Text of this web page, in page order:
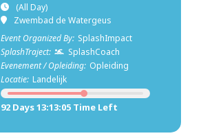
(All Day)
Zwembad de Watergeus
Event Organized By: SplashImpact
SplashTraject:
SplashCoach
Evenement / Opleiding: Opleiding
Locatie: Landelijk
92 Days 13:13:04 Time Left